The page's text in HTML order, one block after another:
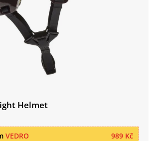
Helmet
989 Kč
VEDRO